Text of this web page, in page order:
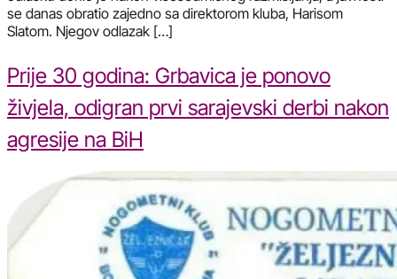
se danas obratio zajedno sa direktorom kluba, Harisom
Slatom. Njegov odlazak […]
Prije 30 godina: Grbavica je ponovo
živjela, odigran prvi sarajevski derbi nakon
agresije na BiH